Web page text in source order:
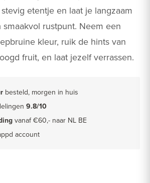
etentje en laat je langzaam
smaakvol rustpunt. Neem een
kleur, ruik de hints van
fruit, en laat jezelf verrassen.
besteld, morgen in huis
9.8/10
vanaf €60,- naar NL BE
account